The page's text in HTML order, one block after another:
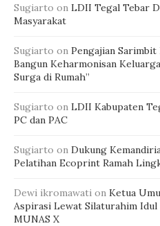
Sugiarto on LDII Tegal Tebar
Masyarakat
Sugiarto on Pengajian
Bangun Keharmonisan
Surga di Rumah”
Sugiarto on LDII Kabupaten
PC dan PAC
Sugiarto on Dukung
Pelatihan Ecoprint Ramah
Dewi ikromawati on Ketua
Aspirasi Lewat Silaturahim
MUNAS X